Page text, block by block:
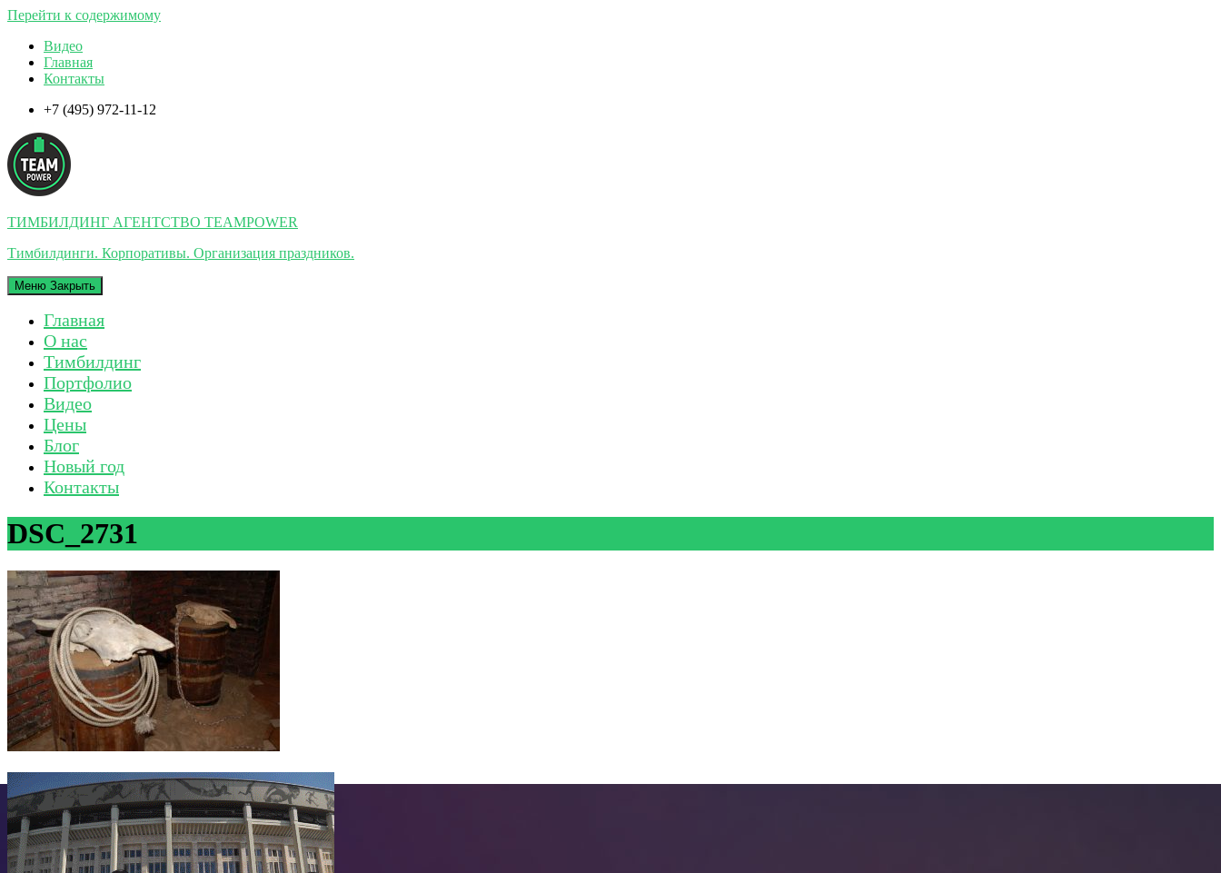
Перейти к содержимому
Видео
Главная
Контакты
+7 (495) 972-11-12
ТИМБИЛДИНГ АГЕНТСТВО TEAMPOWER
Тимбилдинги. Корпоративы. Организация праздников.
Меню Закрыть
Главная
О нас
Тимбилдинг
Портфолио
Видео
Цены
Блог
Новый год
Контакты
DSC_2731